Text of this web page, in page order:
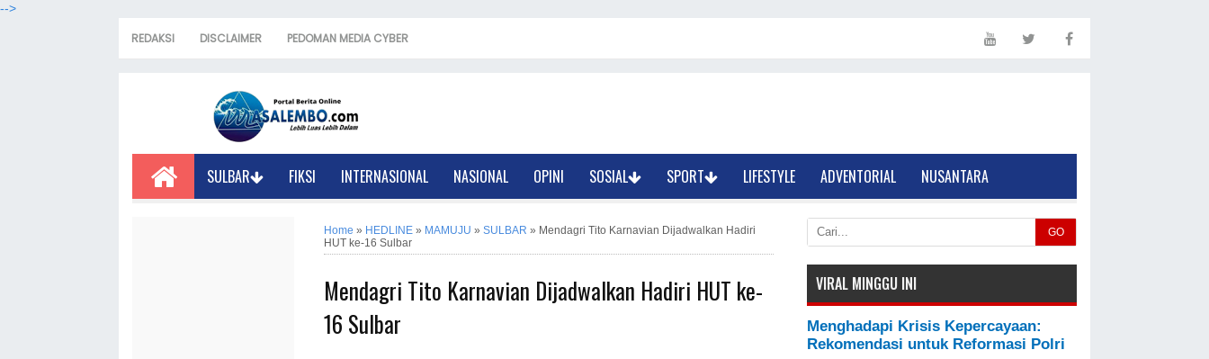
-->
REDAKSI DISCLAIMER PEDOMAN MEDIA CYBER
SULBAR FIKSI INTERNASIONAL NASIONAL OPINI SOSIAL SPORT LIFESTYLE ADVENTORIAL NUSANTARA
Home » HEDLINE » MAMUJU » SULBAR » Mendagri Tito Karnavian Dijadwalkan Hadiri
HUT ke-16 Sulbar
Mendagri Tito Karnavian Dijadwalkan Hadiri HUT ke-
16 Sulbar
GO
VIRAL MINGGU INI
Menghadapi Krisis Kepercayaan:
Rekomendasi untuk Reformasi Polri